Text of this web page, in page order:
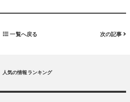
一覧へ戻る 次の記事
人気の情報ランキング